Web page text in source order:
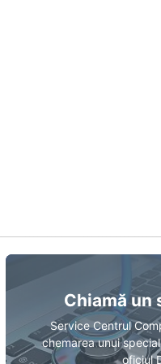
Chiamă un
Service Centrul
chemarea unui
oficiul